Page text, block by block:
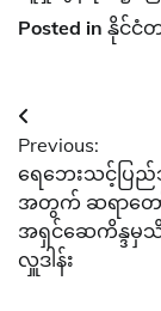
Posted in နိုင်ငံ
Post
navigation
Previous:
ရေဘေးသင့်ပြည်
အတွက် ဆရာတေ
အရှင်ဆေကိန္ဒမှသိ
လှူဒါန်း